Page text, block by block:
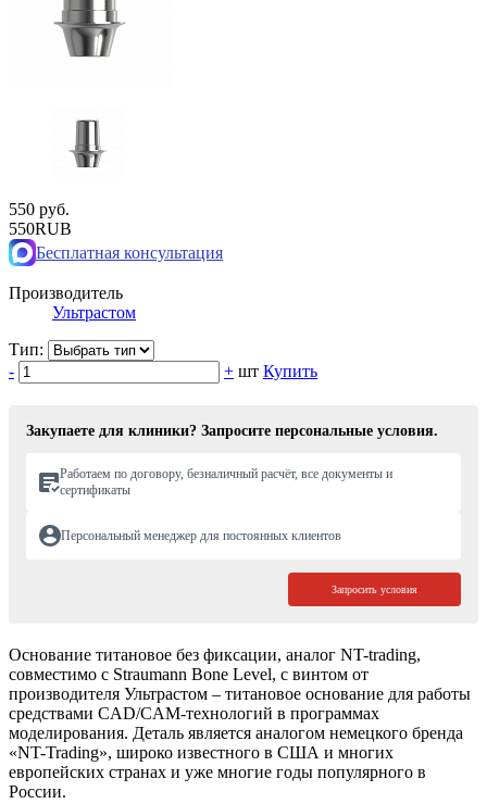
550 руб.
550RUB
Бесплатная консультация
Производитель
Ультрастом
Тип:
-
+ шт Купить
Закупаете для клиники? Запросите персональные условия.
Работаем по договору, безналичный расчёт, все документы и
сертификаты
Персональный менеджер для постоянных клиентов
Запросить условия
Основание титановое без фиксации, аналог NT-trading,
совместимо с Straumann Bone Level, с винтом от
производителя Ультрастом – титановое основание для работы
средствами CAD/CAM-технологий в программах
моделирования. Деталь является аналогом немецкого бренда
«NT-Trading», широко известного в США и многих
европейских странах и уже многие годы популярного в
России.